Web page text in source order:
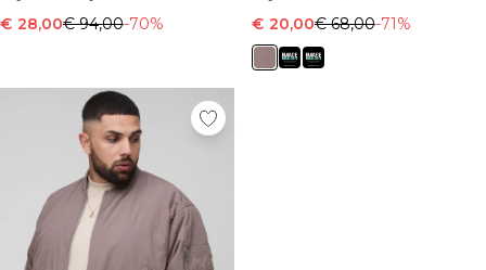
€ 28,00€ 94,00-70% € 20,00€ 68,00-71%